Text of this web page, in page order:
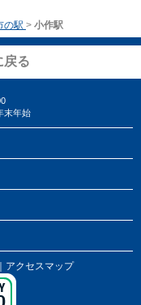
の駅 > 小作駅
戻る
末年始
｜アクセスマップ